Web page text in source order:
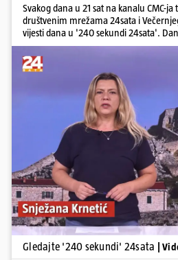
Svakog dana u 21 sat na kanalu CMC-
društvenim mrežama 24sata i
vijesti dana u '240 sekundi 24sata'.
Krnetić: Hrvatska je obilježila 31.
privuklo ignoriranje predsjednika
Andreja Plenkovića u Kninu. Donosimo
braniteljskim mirovinama, apelu
upozorenjima nakon nove tragedije
smanjenju proizvodnje u nuklearnoj
Pokretanje
Gledajte '240 sekundi' 24sata |